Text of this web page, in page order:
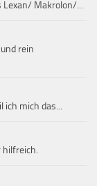
Lexan/ Makrolon/...
rein
ich mich das...
hilfreich.